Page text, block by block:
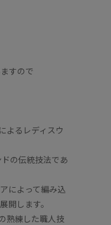
すので
よるレディスウ
の伝統技法であ
によって編み込
開します。
熟練した職人技